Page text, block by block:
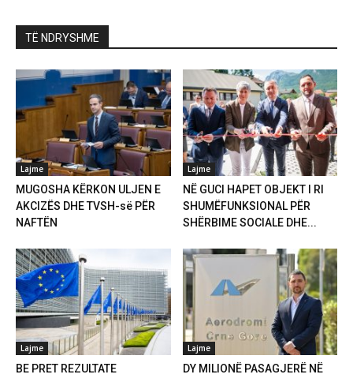
TË NDRYSHME
Lajme
MUGOSHA KËRKON ULJEN E
AKCIZËS DHE TVSH-së PËR
NAFTËN
Lajme
NË GUCI HAPET OBJEKT I RI
SHUMËFUNKSIONAL PËR
SHËRBIME SOCIALE DHE...
Lajme
BE PRET REZULTATE
Lajme
DY MILIONË PASAGJERË NË